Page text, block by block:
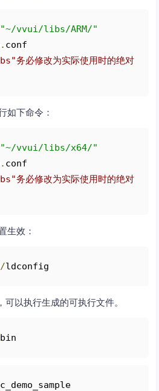
"~/vvui/libs/ARM/"
.
必修改为实际使用时的绝对
如下命令：
"~/vvui/libs/x64/"
.
必修改为实际使用时的绝对
生效：
/ldconfig
以执行生成的可执行文件。
bin